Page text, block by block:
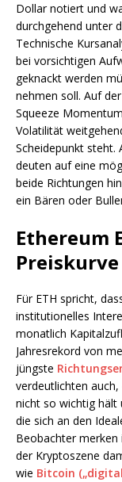
Dollar notiert und
durchgehend unter
Technische
bei vorsichtigen
geknackt werden
nehmen soll. Auf
Squeeze
Volatilität
Scheidepunkt steht.
deuten auf eine
beide Richtungen
ein Bären oder
Ethereum
Für ETH spricht,
institutionelles
monatlich
Jahresrekord von
jüngste
verdeutlichten
nicht so wichtig hält
die sich an den
Beobachter
der Kryptoszene
wie Bitcoin